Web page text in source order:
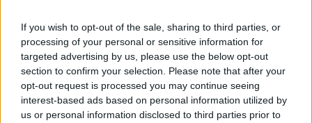
If you wish to opt-out of the sale, sharing to third parties, or
processing of your personal or sensitive information for
targeted advertising by us, please use the below opt-out
section to confirm your selection. Please note that after your
opt-out request is processed you may continue seeing
interest-based ads based on personal information utilized by
us or personal information disclosed to third parties prior to